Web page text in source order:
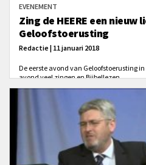
EVENEMENT
Zing de HEERE een nieuw
Geloofstoerusting
Redactie | 11 januari 2018
De eerste avond van Geloofstoerusting
avond veel zingen en Bijbellezen.